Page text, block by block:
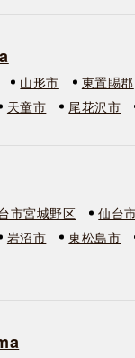
山形市 東置賜郡
天童市 尾花沢市
市宮城野区 仙台
岩沼市 東松島市